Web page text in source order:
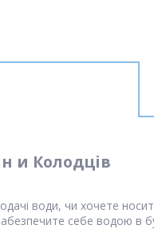
и Колодців
води, чи хочете
себе водою в